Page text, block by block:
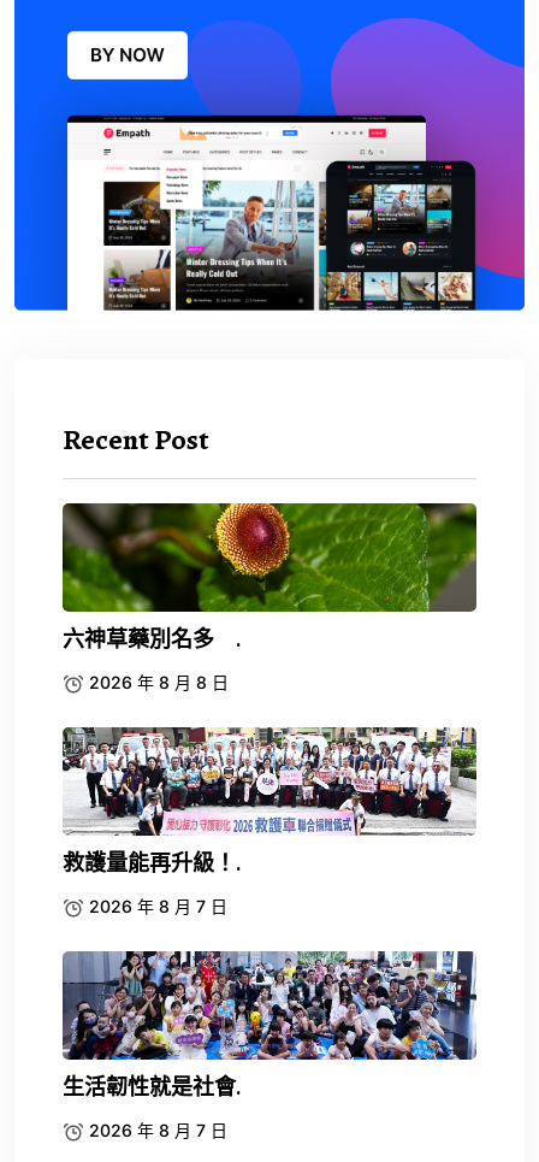
Recent Post
六神草藥別名多 .
2026 年 8 月 8 日
救護量能再升級！.
2026 年 8 月 7 日
生活韌性就是社會.
2026 年 8 月 7 日